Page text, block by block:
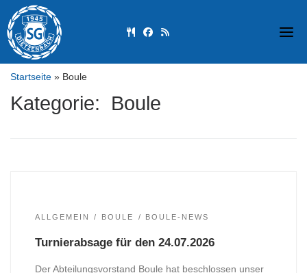
content
fas fa-utensils
fab fa-facebook
fas fa-rss
Startseite » Boule
Kategorie: Boule
ALLGEMEIN BOULE BOULE-NEWS
Turnierabsage für den 24.07.2026
Der Abteilungsvorstand Boule hat beschlossen unser